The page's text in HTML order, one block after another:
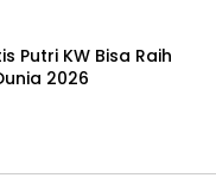
Putri KW Bisa Raih
2026